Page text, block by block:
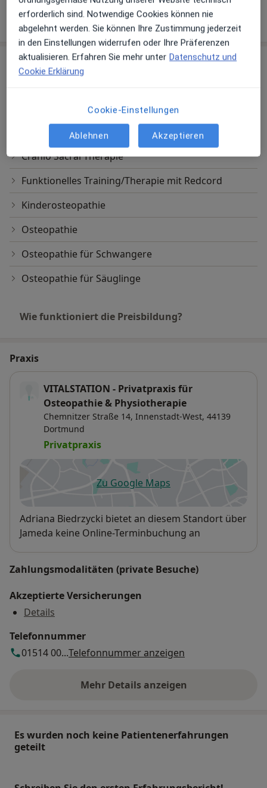
Mehr Details anzeigen
über Erfahrungen
Leistungen & Kosten
Behandlung von Tinnitus
Bewegungstherapie
Cranio Sacral Therapie
Funktionelles Training/Therapie mit Redcord
Kinderosteopathie
Osteopathie
Osteopathie für Schwangere
Osteopathie für Säuglinge
Wie funktioniert die Preisbildung?
Praxis
VITALSTATION - Privatpraxis für
Osteopathie & Physiotherapie
Chemnitzer Straße 14, Innenstadt-West, 44139
Dortmund
Privatpraxis
Zu Google Mapsöffnet in einer neuen
Verfügbarkeit
Adriana Biedrzycki bietet an diesem Standort über
Jameda keine Online-Terminbuchung an
Zahlungsmodalitäten (private Besuche)
Akzeptierte Versicherungen
Details
Telefonnummer
01514 00...Telefonnummer anzeigen
Mehr Details anzeigen
über die Adresse
Es wurden noch keine Patientenerfahrungen
geteilt
erforderlich sind. Notwendige Cookies können nie
abgelehnt werden. Sie können Ihre Zustimmung jederzeit
in den Einstellungen widerrufen oder Ihre Präferenzen
aktualisieren. Erfahren Sie mehr unter Datenschutz und
Cookie Erklärung
Cookie-Einstellungen
Ablehnen Akzeptieren